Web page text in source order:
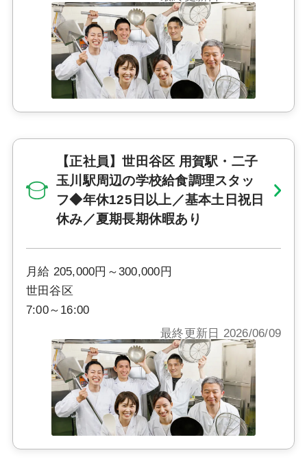
【正社員】世田谷区 用賀駅・二子
玉川駅周辺の学校給食調理スタッ
フ◆年休125日以上／基本土日祝日
休み／夏期長期休暇あり
月給 205,000円～300,000円
世田谷区
7:00～16:00
最終更新日 2026/06/09